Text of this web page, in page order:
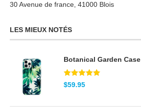
30 Avenue de france, 41000 Blois
LES MIEUX NOTÉS
Botanical Garden Case
Note5.00
sur 5
$59.95